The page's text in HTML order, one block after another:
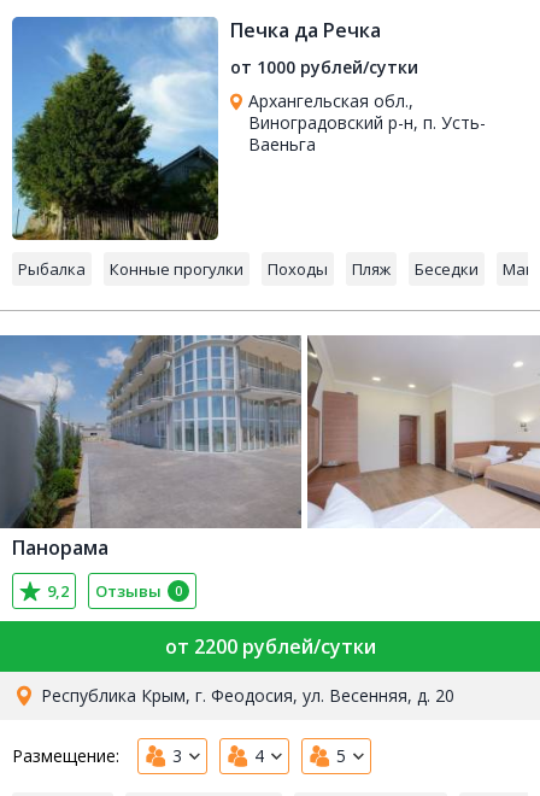
Печка да Речка
от 1000 рублей/сутки
Архангельская обл.,
Виноградовский р-н, п. Усть-
Ваеньга
Рыбалка Конные прогулки Походы Пляж Беседки
Панорама
9,2 Отзывы 0
от 2200 рублей/сутки
Республика Крым, г. Феодосия, ул. Весенняя, д. 20
Размещение: 3 4 5